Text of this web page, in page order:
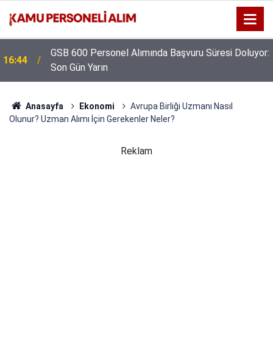
16:44
GSB 600 Personel Alımında Başvuru Süresi Doluyor:
Son Gün Yarın
Anasayfa Ekonomi
Avrupa Birliği Uzmanı Nasıl
Olunur? Uzman Alımı İçin Gerekenler Neler?
Reklam